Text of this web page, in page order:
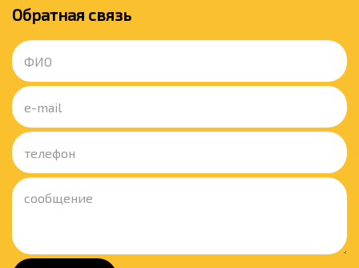
Обратная связь